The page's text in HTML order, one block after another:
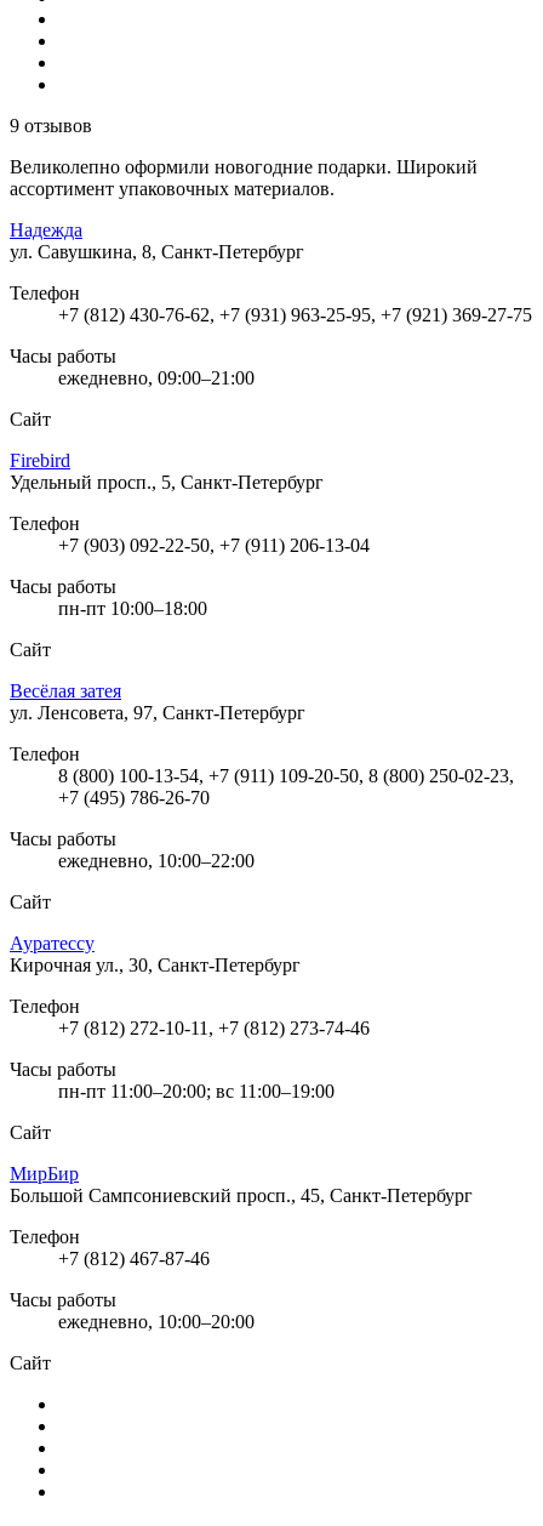
9 отзывов
Великолепно оформили новогодние подарки. Широкий
ассортимент упаковочных материалов.
Надежда
ул. Савушкина, 8, Санкт-Петербург
Телефон
+7 (812) 430-76-62, +7 (931) 963-25-95, +7 (921) 369-27-75
Часы работы
ежедневно, 09:00–21:00
Сайт
Firebird
Удельный просп., 5, Санкт-Петербург
Телефон
+7 (903) 092-22-50, +7 (911) 206-13-04
Часы работы
пн-пт 10:00–18:00
Сайт
Весёлая затея
ул. Ленсовета, 97, Санкт-Петербург
Телефон
8 (800) 100-13-54, +7 (911) 109-20-50, 8 (800) 250-02-23,
+7 (495) 786-26-70
Часы работы
ежедневно, 10:00–22:00
Сайт
Ауратессу
Кирочная ул., 30, Санкт-Петербург
Телефон
+7 (812) 272-10-11, +7 (812) 273-74-46
Часы работы
пн-пт 11:00–20:00; вс 11:00–19:00
Сайт
МирБир
Большой Сампсониевский просп., 45, Санкт-Петербург
Телефон
+7 (812) 467-87-46
Часы работы
ежедневно, 10:00–20:00
Сайт